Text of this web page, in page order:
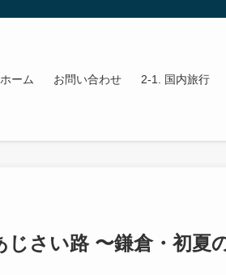
ホーム お問い合わせ 2-1. 国内旅行
じさい路 〜鎌倉・初夏